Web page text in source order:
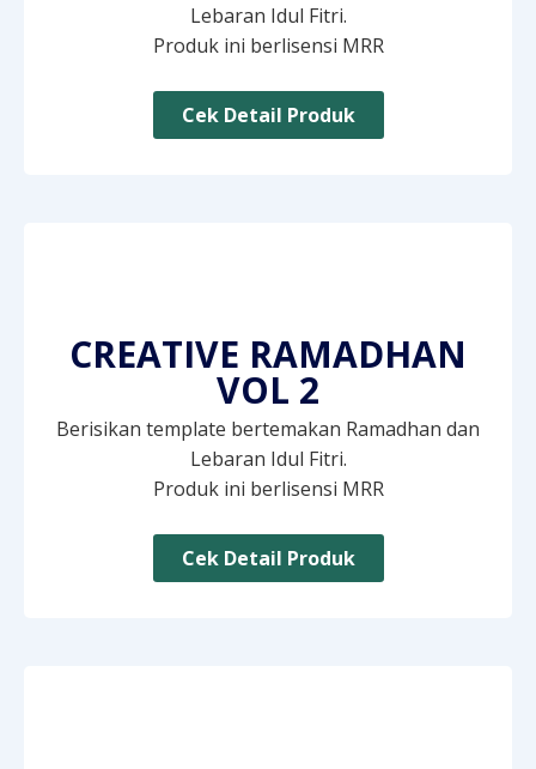
Lebaran Idul Fitri.
Produk ini berlisensi MRR
Cek Detail Produk
CREATIVE RAMADHAN
VOL 2
Berisikan template bertemakan Ramadhan dan
Lebaran Idul Fitri.
Produk ini berlisensi MRR
Cek Detail Produk